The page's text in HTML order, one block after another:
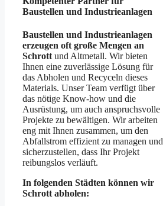
Baustellen und Industrieanlagen
Baustellen und Industrieanlagen
erzeugen oft große Mengen an
Schrott und Altmetall. Wir bieten
Ihnen eine zuverlässige Lösung für
das Abholen und Recyceln dieses
Materials. Unser Team verfügt über
das nötige Know-how und die
Ausrüstung, um auch anspruchsvolle
Projekte zu bewältigen. Wir arbeiten
eng mit Ihnen zusammen, um den
Abfallstrom effizient zu managen und
sicherzustellen, dass Ihr Projekt
reibungslos verläuft.
In folgenden Städten können wir
Schrott abholen: